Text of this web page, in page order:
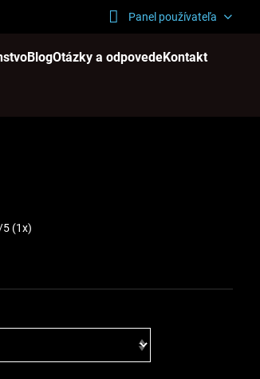
Panel používateľa
BlogOtázky a odpovedeKontakt
/5 (1x)